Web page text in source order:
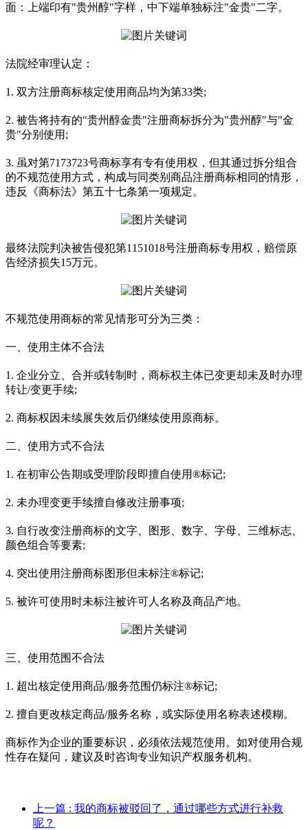
面：上端印有"贵州醇"字样，中下端单独标注"金贵"二字。
法院经审理认定：
1. 双方注册商标核定使用商品均为第33类;
2. 被告将持有的"贵州醇金贵"注册商标拆分为"贵州醇"与"金
贵"分别使用;
3. 虽对第7173723号商标享有专有使用权，但其通过拆分组合
的不规范使用方式，构成与同类别商品注册商标相同的情形，
违反《商标法》第五十七条第一项规定。
最终法院判决被告侵犯第1151018号注册商标专用权，赔偿原
告经济损失15万元。
不规范使用商标的常见情形可分为三类：
一、使用主体不合法
1. 企业分立、合并或转制时，商标权主体已变更却未及时办理
转让/变更手续;
2. 商标权因未续展失效后仍继续使用原商标。
二、使用方式不合法
1. 在初审公告期或受理阶段即擅自使用®标记;
2. 未办理变更手续擅自修改注册事项;
3. 自行改变注册商标的文字、图形、数字、字母、三维标志、
颜色组合等要素;
4. 突出使用注册商标图形但未标注®标记;
5. 被许可使用时未标注被许可人名称及商品产地。
三、使用范围不合法
1. 超出核定使用商品/服务范围仍标注®标记;
2. 擅自更改核定商品/服务名称，或实际使用名称表述模糊。
商标作为企业的重要标识，必须依法规范使用。如对使用合规
性存在疑问，建议及时咨询专业知识产权服务机构。
上一篇 : 我的商标被驳回了，通过哪些方式进行补救
呢？